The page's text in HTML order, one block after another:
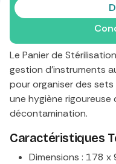
Le Panier de
gestion d'instruments
pour organiser des
une hygiène rigoureuse
décontamination.
Caractéristiques
Dimensions : 178